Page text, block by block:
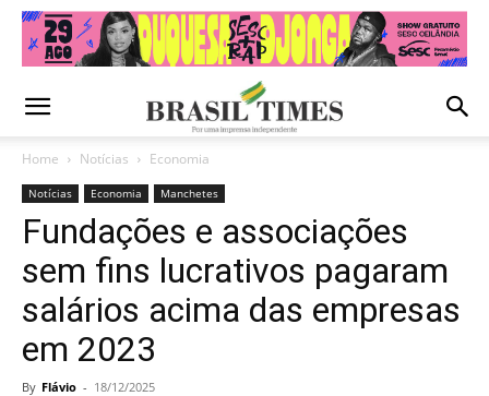
Home Notícias Economia
Notícias Economia Manchetes
Fundações e associações
sem fins lucrativos pagaram
salários acima das empresas
em 2023
By Flávio - 18/12/2025